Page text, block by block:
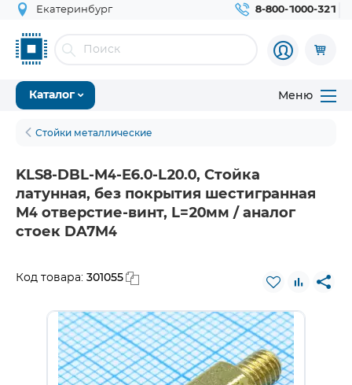
Екатеринбург 8-800-1000-321
Каталог Меню
Стойки металлические
KLS8-DBL-M4-E6.0-L20.0, Стойка
латунная, без покрытия шестигранная
М4 отверстие-винт, L=20мм / аналог
стоек DA7M4
Код товара: 301055